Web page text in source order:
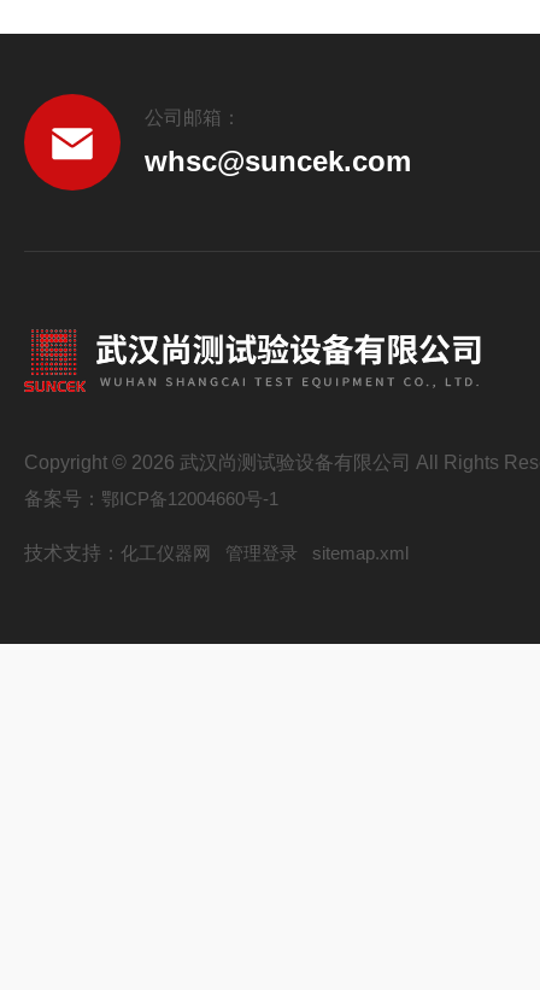
公司邮箱：
whsc@suncek.com
Copyright © 2026 武汉尚测试验设备有限公司 All Rights
备案号： 鄂ICP备12004660号-1
技术支持： 化工仪器网 管理登录 sitemap.xml